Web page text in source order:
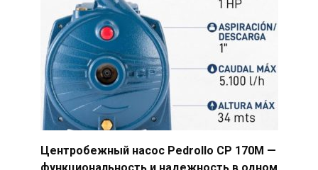
Центробежный насос Pedrollo CP 170M —
функциональность и надежность в одном